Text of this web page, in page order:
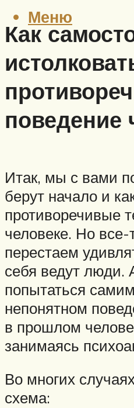
Меню
Как
поведение
Итак, мы с вами
берут начало и
противоречивые
человеке. Но все-
перестаем
себя ведут люди.
попытаться
непонятном
в прошлом
занимаясь
Во многих
схема: